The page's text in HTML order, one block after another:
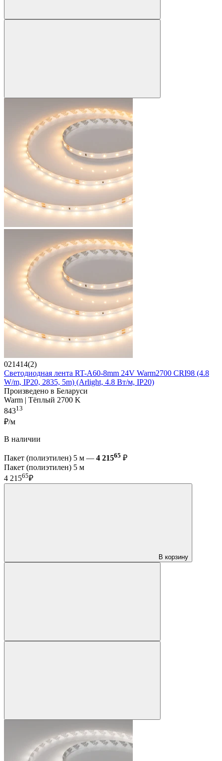
021414(2)
Светодиодная лента RT-A60-8mm 24V Warm2700 CRI98 (4.8
W/m, IP20, 2835, 5m) (Arlight, 4.8 Вт/м, IP20)
Произведено в Беларуси
Warm | Тёплый 2700 K
84313
₽/м
В наличии
Пакет (полиэтилен) 5 м — 4 21565 ₽
Пакет (полиэтилен) 5 м
4 21565₽
В корзину